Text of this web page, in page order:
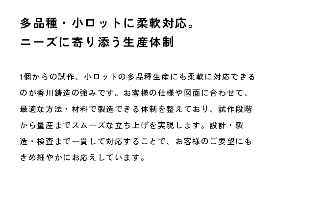
多品種・小ロットに柔軟対応。
ニーズに寄り添う生産体制
1個からの試作、小ロットの多品種生産にも柔軟に対応できる
のが香川鋳造の強みです。お客様の仕様や図面に合わせて、
最適な方法・材料で製造できる体制を整えており、試作段階
から量産までスムーズな立ち上げを実現します。設計・製
造・検査まで一貫して対応することで、お客様のご要望にも
きめ細やかにお応えしています。